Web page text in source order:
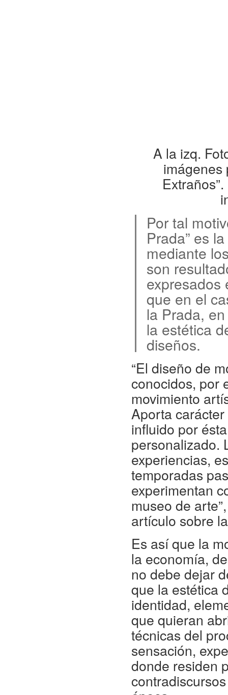
A la izq.
imágenes
Por tal
Prada” es
mediante
son
expresados
que en el
la Prada,
la estética
diseños.
“El diseño de
conocidos, por
movimiento
Aporta
influido por
personalizado.
experiencias,
temporadas
experimentan
museo de
artículo sobre
Es así que la
la economía,
no debe dejar
que la estética
identidad,
que quieran
técnicas del
sensación,
donde residen